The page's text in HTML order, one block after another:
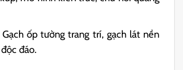
Gạch ốp tường trang trí, gạch lát nền
đáo.